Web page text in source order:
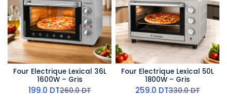
Four Electrique Lexical 36L
1600W – Gris
199.0 DT260.0DT
Four Electrique Lexical 50L
1800W – Gris
259.0 DT330.0DT